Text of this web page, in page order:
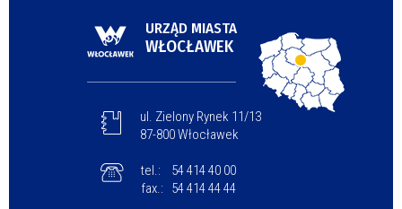
URZĄD MIASTA
WŁOCŁAWEK
ul. Zielony Rynek 11/13
87-800 Włocławek
tel.:
54 414 40 00
fax.:
54 414 44 44